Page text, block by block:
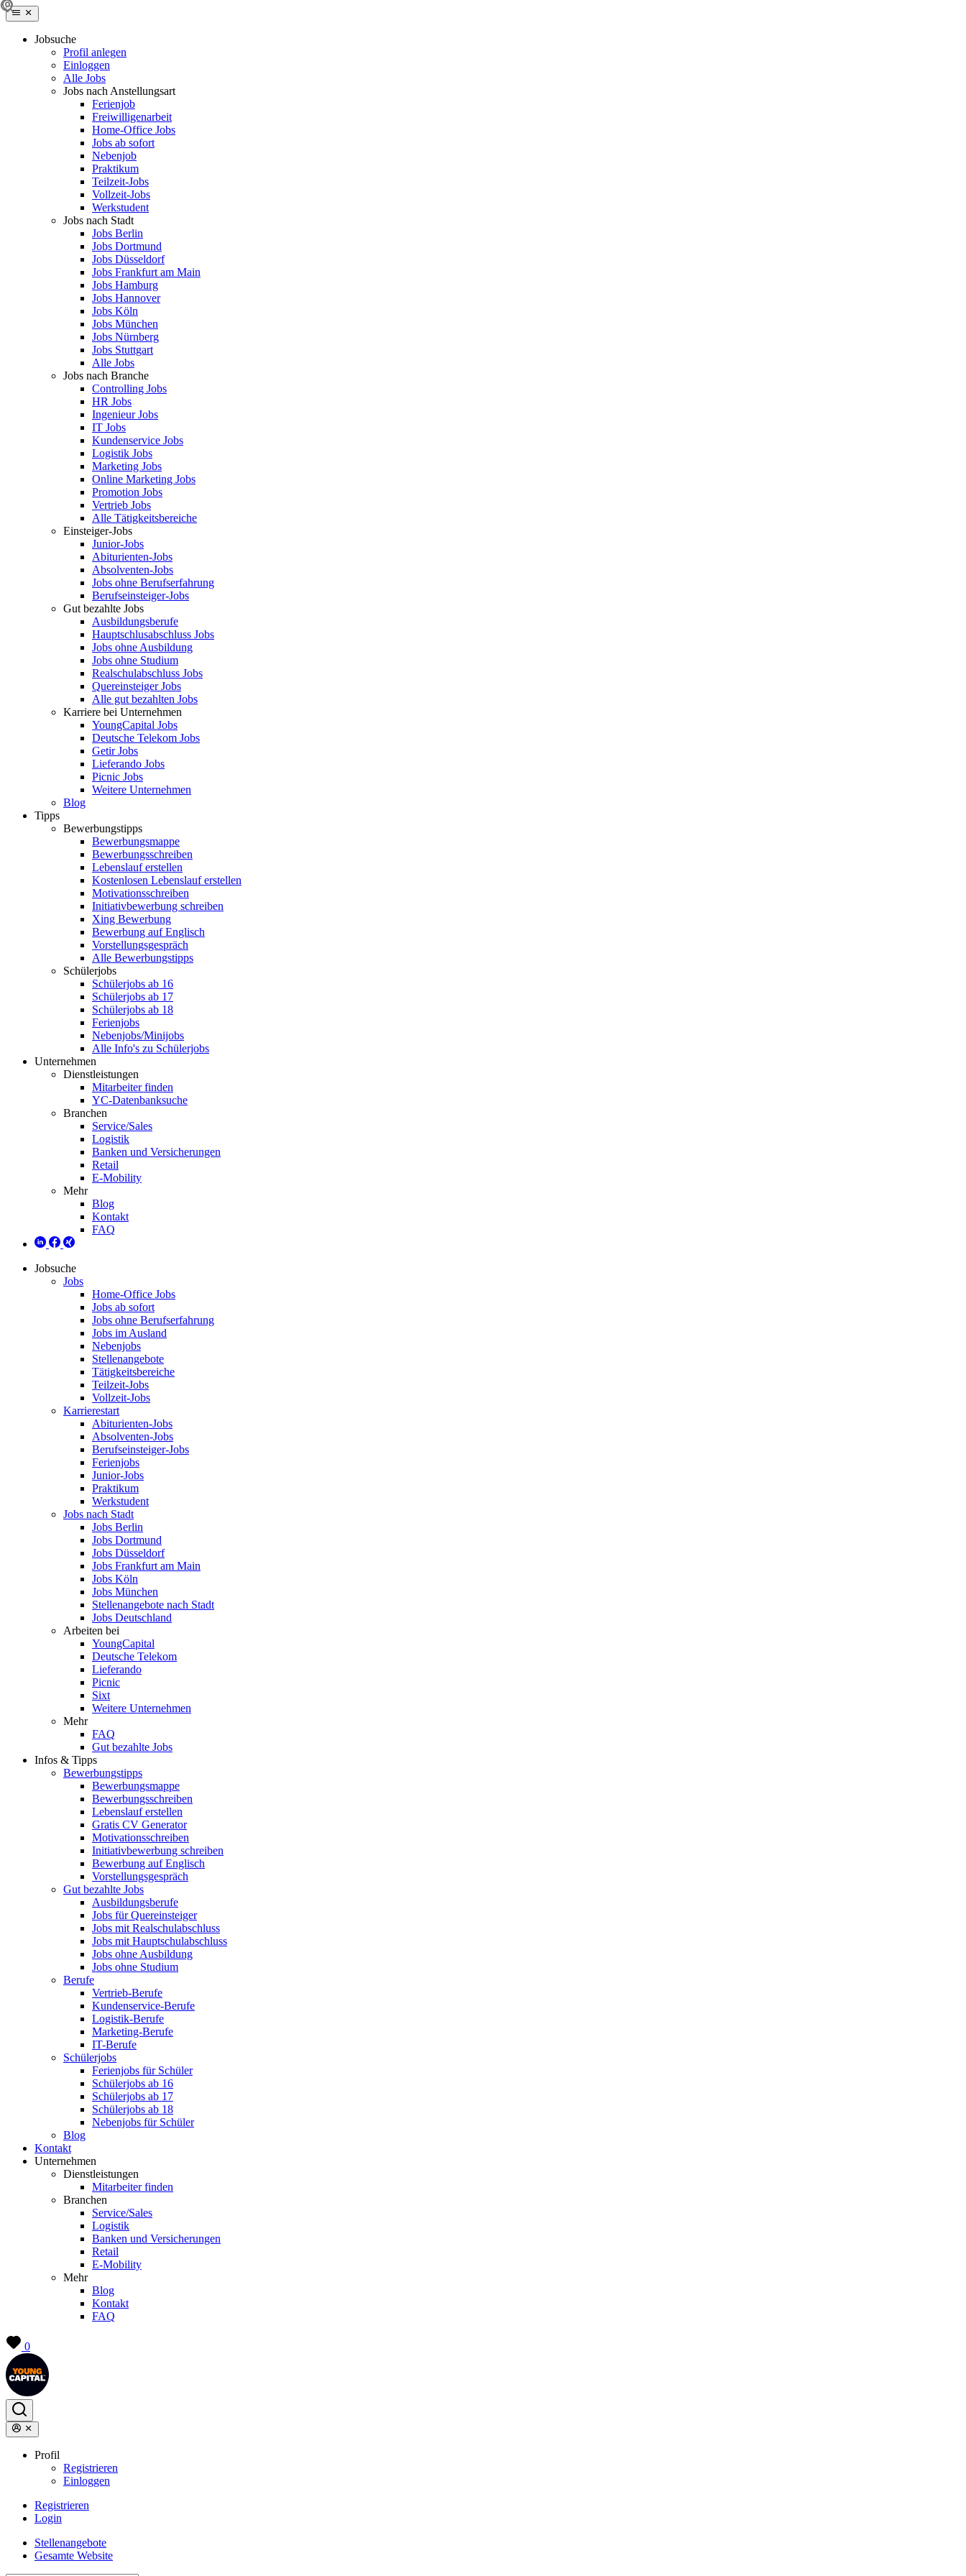
Jobsuche
Profil anlegen
Einloggen
Alle Jobs
Jobs nach Anstellungsart
Ferienjob
Freiwilligenarbeit
Home-Office Jobs
Jobs ab sofort
Nebenjob
Praktikum
Teilzeit-Jobs
Vollzeit-Jobs
Werkstudent
Jobs nach Stadt
Jobs Berlin
Jobs Dortmund
Jobs Düsseldorf
Jobs Frankfurt am Main
Jobs Hamburg
Jobs Hannover
Jobs Köln
Jobs München
Jobs Nürnberg
Jobs Stuttgart
Alle Jobs
Jobs nach Branche
Controlling Jobs
HR Jobs
Ingenieur Jobs
IT Jobs
Kundenservice Jobs
Logistik Jobs
Marketing Jobs
Online Marketing Jobs
Promotion Jobs
Vertrieb Jobs
Alle Tätigkeitsbereiche
Einsteiger-Jobs
Junior-Jobs
Abiturienten-Jobs
Absolventen-Jobs
Jobs ohne Berufserfahrung
Berufseinsteiger-Jobs
Gut bezahlte Jobs
Ausbildungsberufe
Hauptschlusabschluss Jobs
Jobs ohne Ausbildung
Jobs ohne Studium
Realschulabschluss Jobs
Quereinsteiger Jobs
Alle gut bezahlten Jobs
Karriere bei Unternehmen
YoungCapital Jobs
Deutsche Telekom Jobs
Getir Jobs
Lieferando Jobs
Picnic Jobs
Weitere Unternehmen
Blog
Tipps
Bewerbungstipps
Bewerbungsmappe
Bewerbungsschreiben
Lebenslauf erstellen
Kostenlosen Lebenslauf erstellen
Motivationsschreiben
Initiativbewerbung schreiben
Xing Bewerbung
Bewerbung auf Englisch
Vorstellungsgespräch
Alle Bewerbungstipps
Schülerjobs
Schülerjobs ab 16
Schülerjobs ab 17
Schülerjobs ab 18
Ferienjobs
Nebenjobs/Minijobs
Alle Info's zu Schülerjobs
Unternehmen
Dienstleistungen
Mitarbeiter finden
YC-Datenbanksuche
Branchen
Service/Sales
Logistik
Banken und Versicherungen
Retail
E-Mobility
Mehr
Blog
Kontakt
FAQ
Jobsuche
Jobs
Home-Office Jobs
Jobs ab sofort
Jobs ohne Berufserfahrung
Jobs im Ausland
Nebenjobs
Stellenangebote
Tätigkeitsbereiche
Teilzeit-Jobs
Vollzeit-Jobs
Karrierestart
Abiturienten-Jobs
Absolventen-Jobs
Berufseinsteiger-Jobs
Ferienjobs
Junior-Jobs
Praktikum
Werkstudent
Jobs nach Stadt
Jobs Berlin
Jobs Dortmund
Jobs Düsseldorf
Jobs Frankfurt am Main
Jobs Köln
Jobs München
Stellenangebote nach Stadt
Jobs Deutschland
Arbeiten bei
YoungCapital
Deutsche Telekom
Lieferando
Picnic
Sixt
Weitere Unternehmen
Mehr
FAQ
Gut bezahlte Jobs
Infos & Tipps
Bewerbungstipps
Bewerbungsmappe
Bewerbungsschreiben
Lebenslauf erstellen
Gratis CV Generator
Motivationsschreiben
Initiativbewerbung schreiben
Bewerbung auf Englisch
Vorstellungsgespräch
Gut bezahlte Jobs
Ausbildungsberufe
Jobs für Quereinsteiger
Jobs mit Realschulabschluss
Jobs mit Hauptschulabschluss
Jobs ohne Ausbildung
Jobs ohne Studium
Berufe
Vertrieb-Berufe
Kundenservice-Berufe
Logistik-Berufe
Marketing-Berufe
IT-Berufe
Schülerjobs
Ferienjobs für Schüler
Schülerjobs ab 16
Schülerjobs ab 17
Schülerjobs ab 18
Nebenjobs für Schüler
Blog
Kontakt
Unternehmen
Dienstleistungen
Mitarbeiter finden
Branchen
Service/Sales
Logistik
Banken und Versicherungen
Retail
E-Mobility
Mehr
Blog
Kontakt
FAQ
0
Profil
Registrieren
Einloggen
Registrieren
Login
Stellenangebote
Gesamte Website